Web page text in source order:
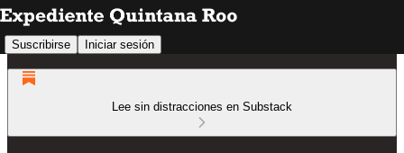
Suscribirse Iniciar sesión
Lee sin distracciones en Substack